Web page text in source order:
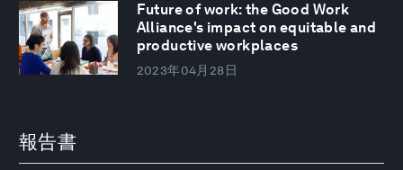
Future of work: the Good Work
Alliance's impact on equitable and
productive workplaces
2023年04月28日
報告書